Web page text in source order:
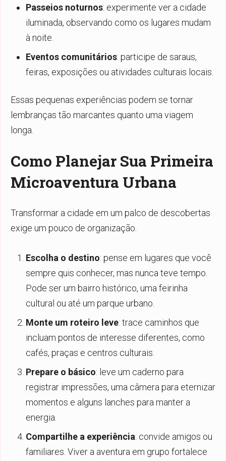
Passeios noturnos: experimente ver a cidade
iluminada, observando como os lugares mudam
à noite.
Eventos comunitários: participe de saraus,
feiras, exposições ou atividades culturais locais.
Essas pequenas experiências podem se tornar
lembranças tão marcantes quanto uma viagem
longa.
Como Planejar Sua Primeira
Microaventura Urbana
Transformar a cidade em um palco de descobertas
exige um pouco de organização.
Escolha o destino: pense em lugares que você
sempre quis conhecer, mas nunca teve tempo.
Pode ser um bairro histórico, uma feirinha
cultural ou até um parque urbano.
Monte um roteiro leve: trace caminhos que
incluam pontos de interesse diferentes, como
cafés, praças e centros culturais.
Prepare o básico: leve um caderno para
registrar impressões, uma câmera para eternizar
momentos e alguns lanches para manter a
energia.
Compartilhe a experiência: convide amigos ou
familiares. Viver a aventura em grupo fortalece